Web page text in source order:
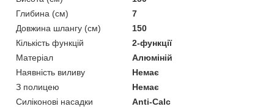
Глибина (см)
7
Довжина шлангу (см)
150
Кількість функцій
2-функції
Матеріал
Алюміній
Наявність виливу
Немає
З полицею
Немає
Силіконові насадки
Anti-Calc